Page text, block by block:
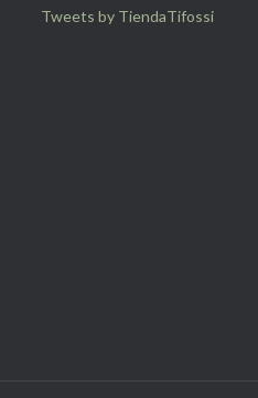
Tweets by TiendaTifossi